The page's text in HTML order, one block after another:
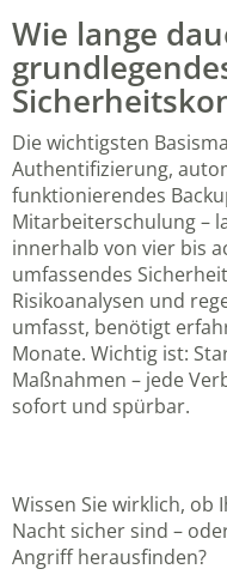
Wie lange
Die wichtigsten
Authentifizierung,
funktionierendes
Mitarbeiterschulung –
innerhalb von vier bis
umfassendes
Risikoanalysen und
umfasst, benötigt
Monate. Wichtig ist:
Maßnahmen – jede
sofort und spürbar.
Wissen Sie wirklich,
Nacht sicher sind –
Angriff herausfinden?